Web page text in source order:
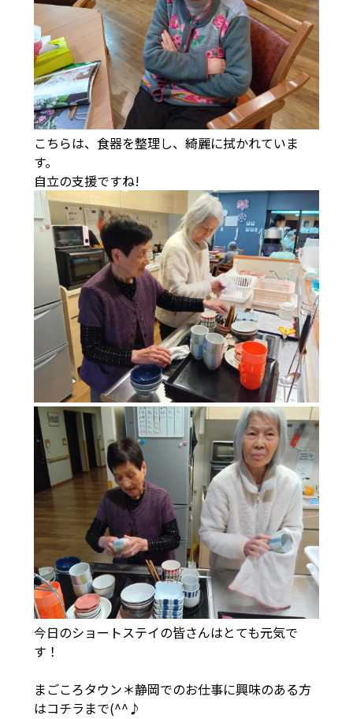
こちらは、食器を整理し、綺麗に拭かれていま
す。
自立の支援ですね!
今日のショートステイの皆さんはとても元気で
す！
まごころタウン＊静岡でのお仕事に興味のある方
はコチラ まで(^^♪